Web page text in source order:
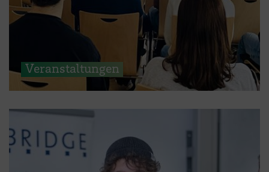
Veranstaltungen